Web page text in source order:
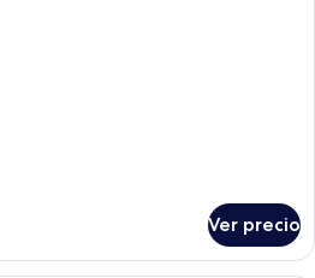
Ver precio